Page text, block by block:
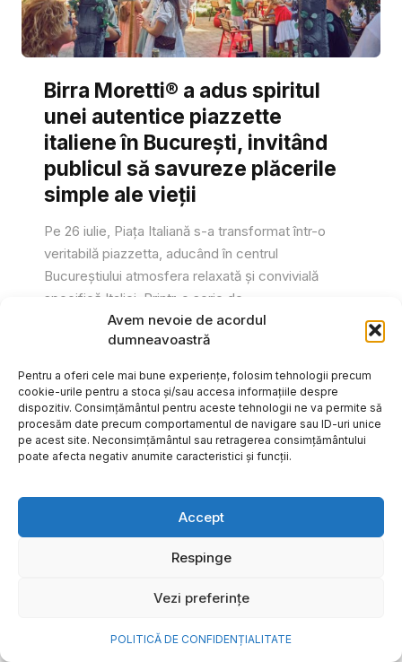
Avem nevoie de acordul
dumneavoastră
Pentru a oferi cele mai bune experiențe, folosim tehnologii precum
cookie-urile pentru a stoca și/sau accesa informațiile despre
dispozitiv. Consimțământul pentru aceste tehnologii ne va permite să
procesăm date precum comportamentul de navigare sau ID-uri unice
pe acest site. Neconsimțământul sau retragerea consimțământului
poate afecta negativ anumite caracteristici și funcții.
Accept
Respinge
Vezi preferințe
POLITICĂ DE CONFIDENȚIALITATE
Birra Moretti® a adus spiritul
unei autentice piazzette
italiene în București, invitând
publicul să savureze plăcerile
simple ale vieții
Pe 26 iulie, Piața Italiană s-a transformat într-o
veritabilă piazzetta, aducând în centrul
Bucureștiului atmosfera relaxată și convivială
specifică Italiei. Printr-o serie de...
Gabriel Barliga
frumoase amintiri ale verii într-